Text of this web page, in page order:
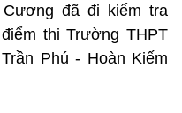
đã đi kiểm tra
thi Trường THPT
Phú - Hoàn Kiếm